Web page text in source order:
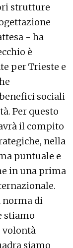
strutture
- ha
è
per Trieste e
sociali
Per questo
il compito
nella
puntuale e
in una prima
norma di
stiamo
volontà
siamo